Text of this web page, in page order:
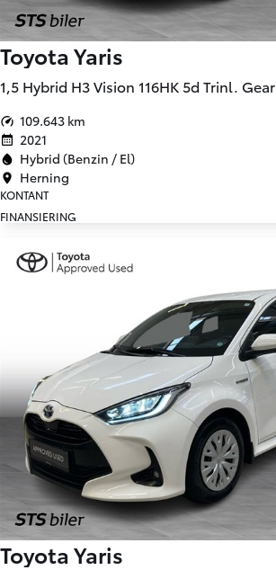
Toyota Yaris
1,5 Hybrid H3 Vision 116HK 5d Trinl. Gear
109.643 km
2021
Hybrid (Benzin / El)
Herning
KONTANT
FINANSIERING
Toyota Yaris